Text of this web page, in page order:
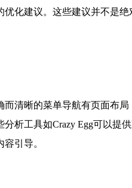
优化建议。这些建议并不是
而清晰的菜单导航有页面布
析工具如Crazy Egg可以提
引导。